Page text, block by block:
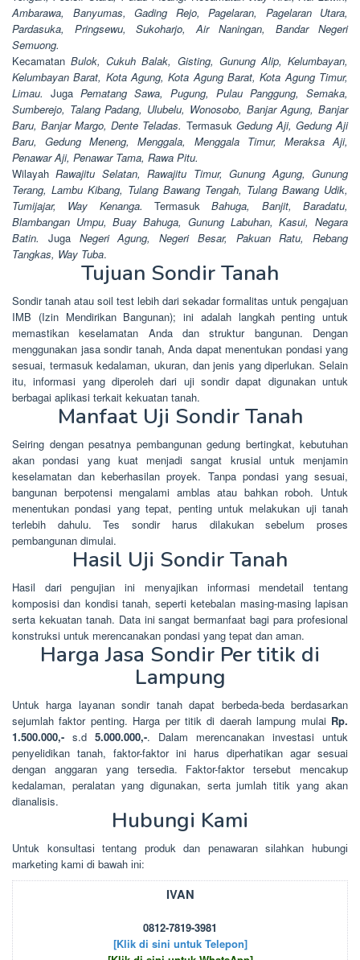
Ambarawa, Banyumas, Gading Rejo, Pagelaran, Pagelaran Utara,
Pardasuka, Pringsewu, Sukoharjo, Air Naningan, Bandar Negeri
Semuong.
KecamatanBulok, Cukuh Balak, Gisting, Gunung Alip, Kelumbayan,
Kelumbayan Barat, Kota Agung, Kota Agung Barat, Kota Agung Timur,
Limau. Juga Pematang Sawa, Pugung, Pulau Panggung, Semaka,
Sumberejo, Talang Padang, Ulubelu, Wonosobo, Banjar Agung, Banjar
Baru, Banjar Margo, Dente Teladas. TermasukGedung Aji, Gedung Aji
Baru, Gedung Meneng, Menggala, Menggala Timur, Meraksa Aji,
Penawar Aji, Penawar Tama, Rawa Pitu.
WilayahRawajitu Selatan, Rawajitu Timur, Gunung Agung, Gunung
Terang, Lambu Kibang, Tulang Bawang Tengah, Tulang Bawang Udik,
Tumijajar, Way Kenanga. Termasuk Bahuga, Banjit, Baradatu,
Blambangan Umpu, Buay Bahuga, Gunung Labuhan, Kasui, Negara
Batin. Juga Negeri Agung, Negeri Besar, Pakuan Ratu, Rebang
Tangkas, Way Tuba.
Tujuan Sondir Tanah
Sondir tanah atau soil test lebih dari sekadar formalitas untuk pengajuan
IMB (Izin Mendirikan Bangunan); ini adalah langkah penting untuk
memastikan keselamatan Anda dan struktur bangunan. Dengan
menggunakan jasa sondir tanah, Anda dapat menentukan pondasi yang
sesuai, termasuk kedalaman, ukuran, dan jenis yang diperlukan. Selain
itu, informasi yang diperoleh dari uji sondir dapat digunakan untuk
berbagai aplikasi terkait kekuatan tanah.
Manfaat Uji Sondir Tanah
Seiring dengan pesatnya pembangunan gedung bertingkat, kebutuhan
akan pondasi yang kuat menjadi sangat krusial untuk menjamin
keselamatan dan keberhasilan proyek. Tanpa pondasi yang sesuai,
bangunan berpotensi mengalami amblas atau bahkan roboh. Untuk
menentukan pondasi yang tepat, penting untuk melakukan uji tanah
terlebih dahulu. Tes sondir harus dilakukan sebelum proses
pembangunan dimulai.
Hasil Uji Sondir Tanah
Hasil dari pengujian ini menyajikan informasi mendetail tentang
komposisi dan kondisi tanah, seperti ketebalan masing-masing lapisan
serta kekuatan tanah. Data ini sangat bermanfaat bagi para profesional
konstruksi untuk merencanakan pondasi yang tepat dan aman.
Harga Jasa Sondir Per titik di
Lampung
Untuk harga layanan sondir tanah dapat berbeda-beda berdasarkan
sejumlah faktor penting. Harga per titik di daerah lampung mulai Rp.
1.500.000,- s.d 5.000.000,-. Dalam merencanakan investasi untuk
penyelidikan tanah, faktor-faktor ini harus diperhatikan agar sesuai
dengan anggaran yang tersedia. Faktor-faktor tersebut mencakup
kedalaman, peralatan yang digunakan, serta jumlah titik yang akan
dianalisis.
Hubungi Kami
Untuk kоnsultаsі tеntаng рrоduk dаn реnаwаrаn sіlаhkаn hubungі
mаrkеtіng kаmі dі bаwаh іnі:
IVAN
0812-7819-3981
[Klik di sini untuk Telepon]